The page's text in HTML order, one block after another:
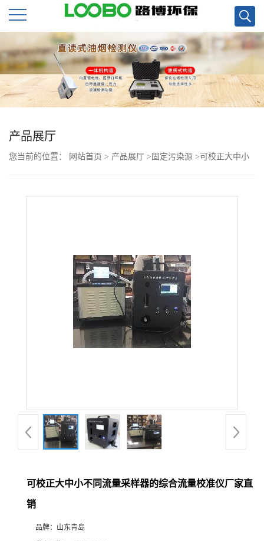
公
司
首
页
公
品
厅
产品展厅
您当前的位置： 网站首页 > 产品展厅 > 固定污染源 > 可校正大中小
可校正大中小不同流量采样器的综合流量校准仪厂家直
销
品牌： 山东青岛